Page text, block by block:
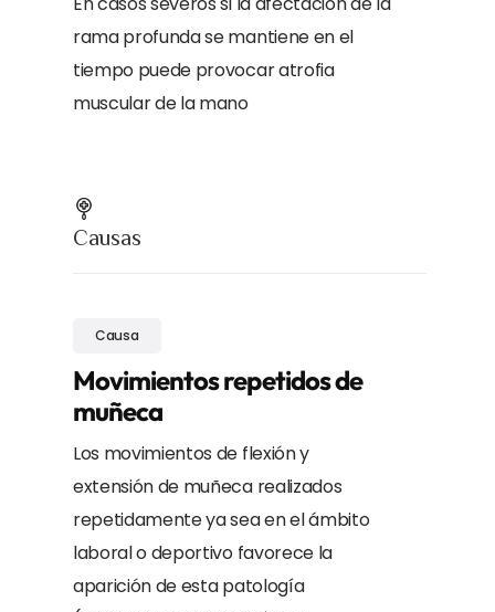
rama profunda se mantiene en el
tiempo puede provocar atrofia
muscular de la mano
Causas
Causa
Movimientos repetidos de
muñeca
Los movimientos de flexión y
extensión de muñeca realizados
repetidamente ya sea en el ámbito
laboral o deportivo favorece la
aparición de esta patología